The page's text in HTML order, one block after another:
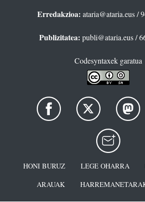
Erredakzioa: ataria@ataria.eus/
Publizitatea: publi@ataria.eus/
Codesyntaxek garatua
HONI BURUZ LEGE OHARRA
ARAUAK